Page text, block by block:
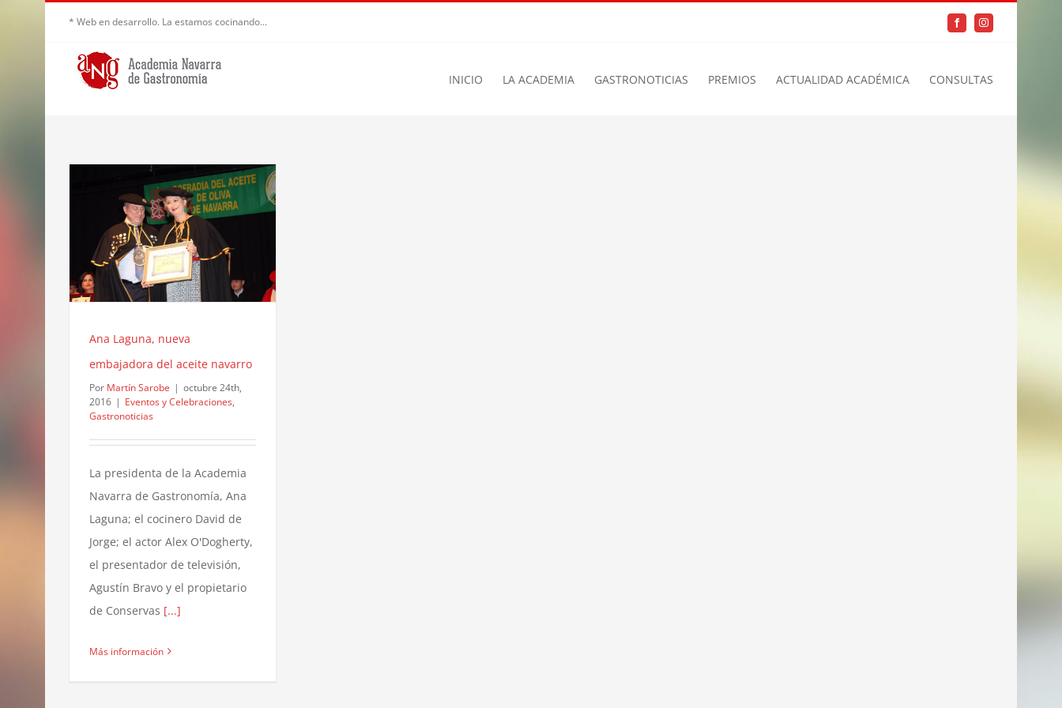
* Web en desarrollo. La estamos cocinando... FacebookInstagram
INICIO LA ACADEMIA GASTRONOTICIAS PREMIOS ACTUALIDAD ACADÉMICA CONSULTAS
Ana Laguna, nueva
embajadora del aceite navarro
Por Martín Sarobe | octubre 24th,
2016 | Eventos y Celebraciones,
Gastronoticias
La presidenta de la Academia
Navarra de Gastronomía, Ana
Laguna; el cocinero David de
Jorge; el actor Alex O'Dogherty,
el presentador de televisión,
Agustín Bravo y el propietario
de Conservas [...]
Más información